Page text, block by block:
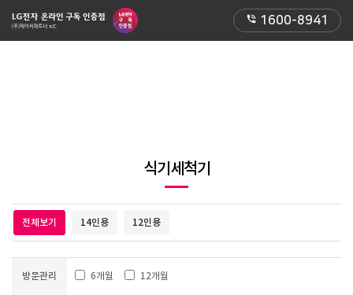
phone_in_talk 1600-8941
식기세척기
전체보기 14인용 12인용
방문관리 6개월 12개월